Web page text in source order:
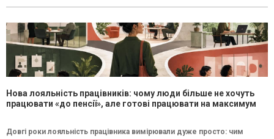
Нова лояльність працівників: чому люди більше не хочуть
працювати «до пенсії», але готові працювати на максимум
Довгі роки лояльність працівника вимірювали дуже просто: чим